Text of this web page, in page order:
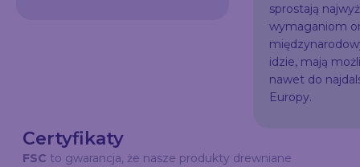
sprostają
wymaganiom
idzie, mają
nawet do
Europy.
Certyfikaty
FSC to gwarancja, że nasze produkty drewniane